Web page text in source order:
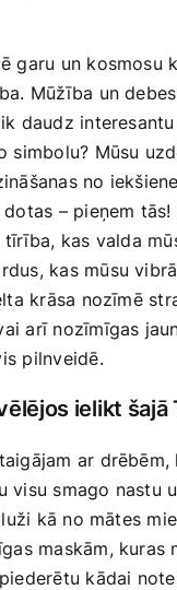
garu un kosmosu
Mūžība un
daudz
simbolu? Mūsu
no
– pieņem tās!
kas valda
kas mūsu
krāsa nozīmē
arī nozīmīgas
pilnveidē.
ielikt šajā
ar drēbēm,
visu smago nastu
kā no mātes
maskām, kuras
kādai